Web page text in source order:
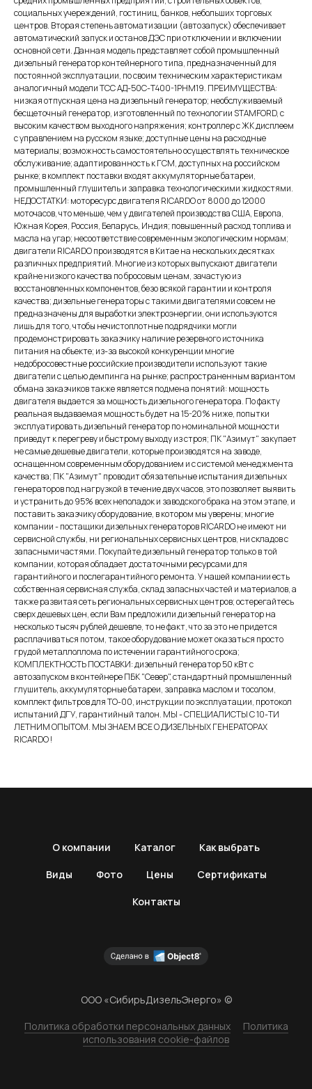
социальных учереждений, гостиниц, банков, небольших торговых
центров. Вторая степень автоматизации (автозапуск) обеспечивает
автоматический запуск и останов ДЭС при отключении и включении
основной сети. Данная модель представляет собой промышленный
дизельный генератор контейнерного типа, предназначенный для
постоянной эксплуатации, по своим техническим характеристикам
аналогичный модели ТСС АД-50С-Т400-1РНМ19. ПРЕИМУЩЕСТВА:
низкая отпускная цена на дизельный генератор; необслуживаемый
бесщеточный генератор, изготовленный по технологии STAMFORD, с
высоким качеством выходного напряжения; контроллер с ЖК дисплеем
с управлением на русском языке; доступные цены на расходные
материалы; возможность самостоятельно осуществлять техническое
обслуживание; адаптированность к ГСМ, доступных на российском
рынке; в комплект поставки входят аккумуляторные батареи,
промышленный глушитель и заправка технологическими жидкостями.
НЕДОСТАТКИ: моторесурс двигателя RICARDO от 8000 до 12000
моточасов, что меньше, чем у двигателей производства США, Европа,
Южная Корея, Россия, Беларусь, Индия; повышенный расход топлива и
масла на угар; несоответствие современным экологическим нормам;
двигатели RICARDO производятся в Китае на нескольких десятках
различных предприятий. Многие из которых выпускают двигатели
крайне низкого качества по бросовым ценам, зачастую из
восстановленных компонентов, безо всякой гарантии и контроля
качества; дизельные генераторы с такими двигателями совсем не
предназначены для выработки электроэнергии, они используются
лишь для того, чтобы нечистоплотные подрядчики могли
продемонстрировать заказчику наличие резервного источника
питания на объекте; из-за высокой конкуренции многие
недобросовестные российские производители используют такие
двигатели с целью демпинга на рынке; распространенным вариантом
обмана заказчиков также является подмена понятий: мощность
двигателя выдается за мощность дизельного генератора. По факту
реальная выдаваемая мощность будет на 15-20% ниже, попытки
эксплуатировать дизельный генератор по номинальной мощности
приведут к перегреву и быстрому выходу из строя; ПК "Азимут" закупает
не самые дешевые двигатели, которые производятся на заводе,
оснащенном современным оборудованием и с системой менеджмента
качества; ПК "Азимут" проводит обязательные испытания дизельных
генераторов под нагрузкой в течение двух часов, это позволяет выявить
и устранить до 95% всех неполадок и заводского брака на этом этапе, и
поставить заказчику оборудование, в котором мы уверены; многие
компании - постащики дизельных генераторов RICARDO не имеют ни
сервисной службы, ни региональных сервисных центров, ни складов с
запасными частями. Покупайте дизельный генератор только в той
компании, которая обладает достаточными ресурсами для
гарантийного и послегарантийного ремонта. У нашей компании есть
собственная сервисная служба, склад запасных частей и материалов, а
также развитая сеть региональных сервисных центров; остерегайтесь
сверх дешевых цен, если Вам предложили дизельный генератор на
несколько тысяч рублей дешевле, то не факт, что за это не придется
расплачиваться потом, такое оборудование может оказаться просто
грудой металлоллома по истечении гарантийного срока;
КОМПЛЕКТНОСТЬ ПОСТАВКИ: дизельный генератор 50 кВт с
автозапуском в контейнере ПБК "Север", стандартный промышленный
глушитель, аккумуляторные батареи, заправка маслом и тосолом,
комплект фильтров для ТО-00, инструкции по эксплуатации, протокол
испытаний ДГУ, гарантийный талон. МЫ - СПЕЦИАЛИСТЫ С 10-ТИ
ЛЕТНИМ ОПЫТОМ. МЫ ЗНАЕМ ВСЕ О ДИЗЕЛЬНЫХ ГЕНЕРАТОРАХ
RICARDO !
О компании Каталог Как выбрать
Виды Фото Цены Сертификаты
Контакты
ООО «СибирьДизельЭнерго» ©
Политика обработки персональных данных
Политика
использования cookie-файлов